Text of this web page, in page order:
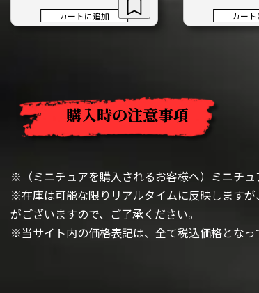
カートに追加 カート
購入時の注意事項
※（ミニチュアを購入されるお客様へ）ミニチュ
※在庫は可能な限りリアルタイムに反映します
がございますので、ご了承ください。
※当サイト内の価格表記は、全て税込価格となっ